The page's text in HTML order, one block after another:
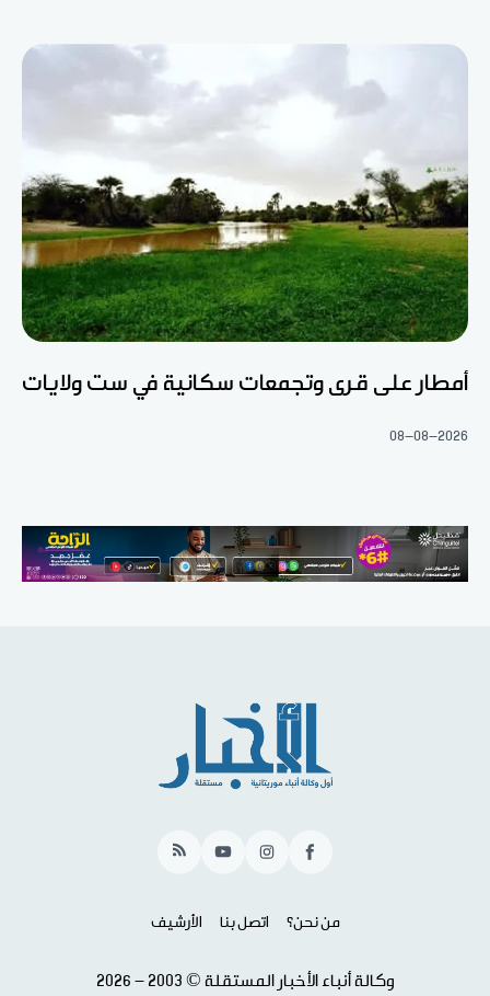
أمطار على قرى وتجمعات سكانية في ست ولايات
08-08-2026
Facebook
Instagram
YouTube
RSS
من نحن؟ اتصل بنا الأرشيف
وكالة أنباء الأخبار المستقلة © 2003 - 2026